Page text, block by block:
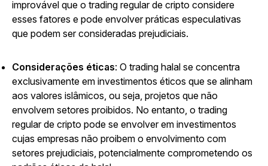
improvável que o trading regular de cripto considere
esses fatores e pode envolver práticas especulativas
que podem ser consideradas prejudiciais.
Considerações éticas: O trading halal se concentra
exclusivamente em investimentos éticos que se alinham
aos valores islâmicos, ou seja, projetos que não
envolvem setores proibidos. No entanto, o trading
regular de cripto pode se envolver em investimentos
cujas empresas não proibem o envolvimento com
setores prejudiciais, potencialmente comprometendo os